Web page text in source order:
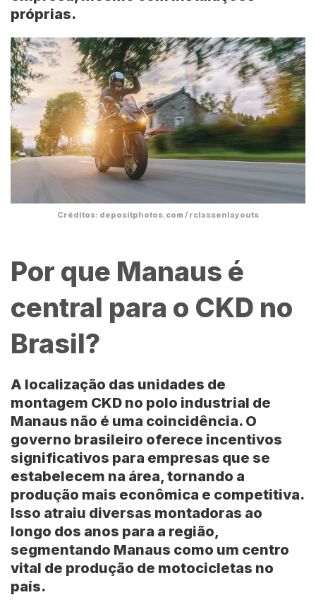
próprias.
Créditos: depositphotos.com / rclassenlayouts
Por que Manaus é
central para o CKD no
Brasil?
A localização das unidades de
montagem CKD no polo industrial de
Manaus não é uma coincidência. O
governo brasileiro oferece incentivos
significativos para empresas que se
estabelecem na área, tornando a
produção mais econômica e competitiva.
Isso atraiu diversas montadoras ao
longo dos anos para a região,
segmentando Manaus como um centro
vital de produção de motocicletas no
país.